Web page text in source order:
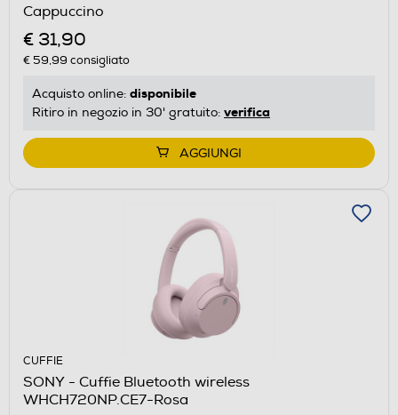
Cappuccino
€ 31,90
€ 59,99 consigliato
Acquisto online: disponibile
Ritiro in negozio in 30' gratuito: verifica
AGGIUNGI
CUFFIE
SONY - Cuffie Bluetooth wireless
WHCH720NP.CE7-Rosa